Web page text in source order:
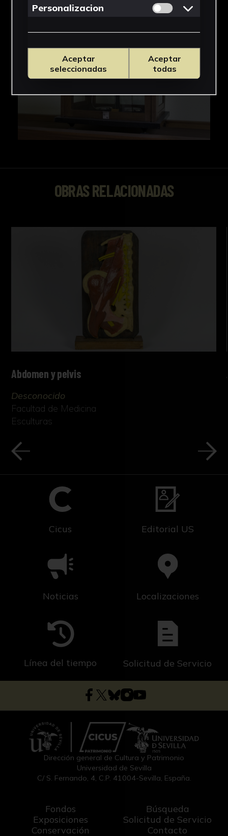
OBRAS RELACIONADAS
Abdomen y pelvis
Desconocido
Facultad de Medicina
Esculturas
Cicus Editorial US
Noticias Localizaciones
Línea del tiempo Solicitud de Servicio
Dirección general de Cultura y Patrimonio
Universidad de Sevilla
C/ S. Fernando, 4, C.P. 41004-Sevilla, España.
Fondos
Exposiciones
Conservación
Búsqueda
Solicitud de Servicio
Contacto
Personalizacion Permitir cookies
Aceptar
seleccionadas
Aceptar
todas